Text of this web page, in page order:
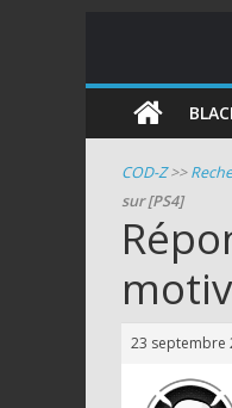
Guides
et
astuces
pour
le
zombie
COD-Z>>
sur [PS4]
23 septembre